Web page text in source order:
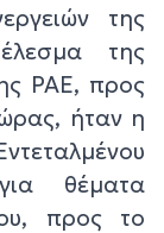
της
της
ΡΑΕ, προς
ήταν η
θέματα
προς το